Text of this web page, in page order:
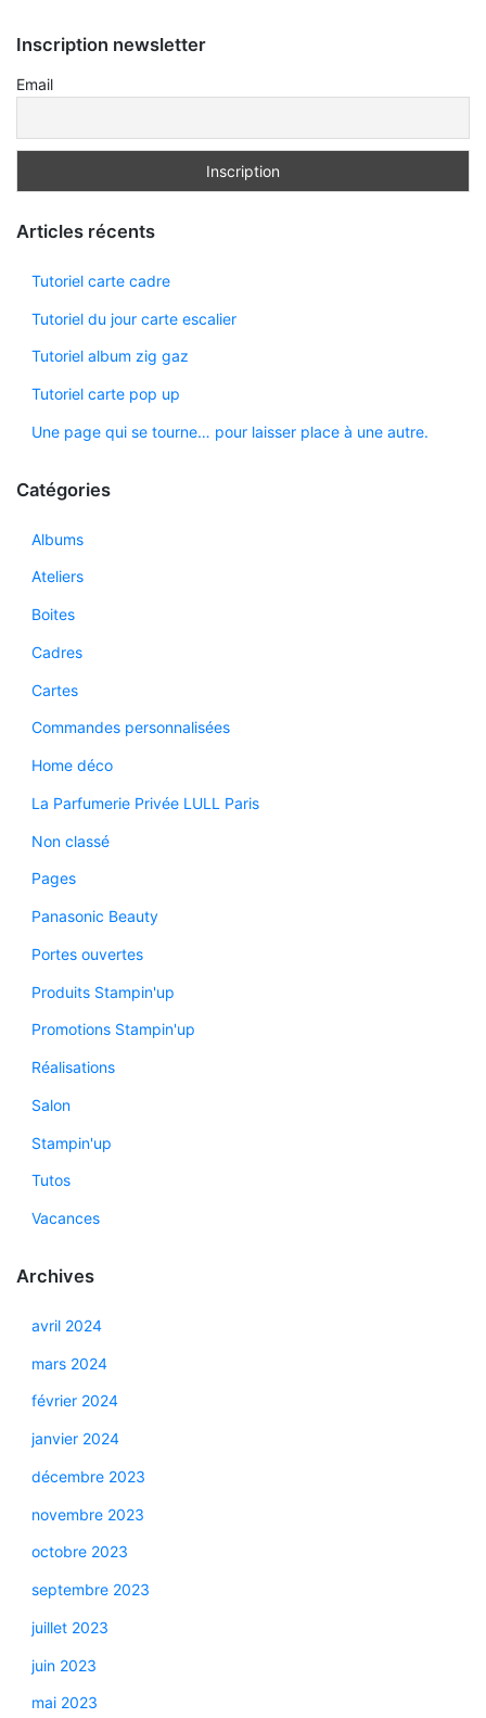
Inscription newsletter
Email
Articles récents
Tutoriel carte cadre
Tutoriel du jour carte escalier
Tutoriel album zig gaz
Tutoriel carte pop up
Une page qui se tourne… pour laisser place à une autre.
Catégories
Albums
Ateliers
Boites
Cadres
Cartes
Commandes personnalisées
Home déco
La Parfumerie Privée LULL Paris
Non classé
Pages
Panasonic Beauty
Portes ouvertes
Produits Stampin'up
Promotions Stampin'up
Réalisations
Salon
Stampin'up
Tutos
Vacances
Archives
avril 2024
mars 2024
février 2024
janvier 2024
décembre 2023
novembre 2023
octobre 2023
septembre 2023
juillet 2023
juin 2023
mai 2023